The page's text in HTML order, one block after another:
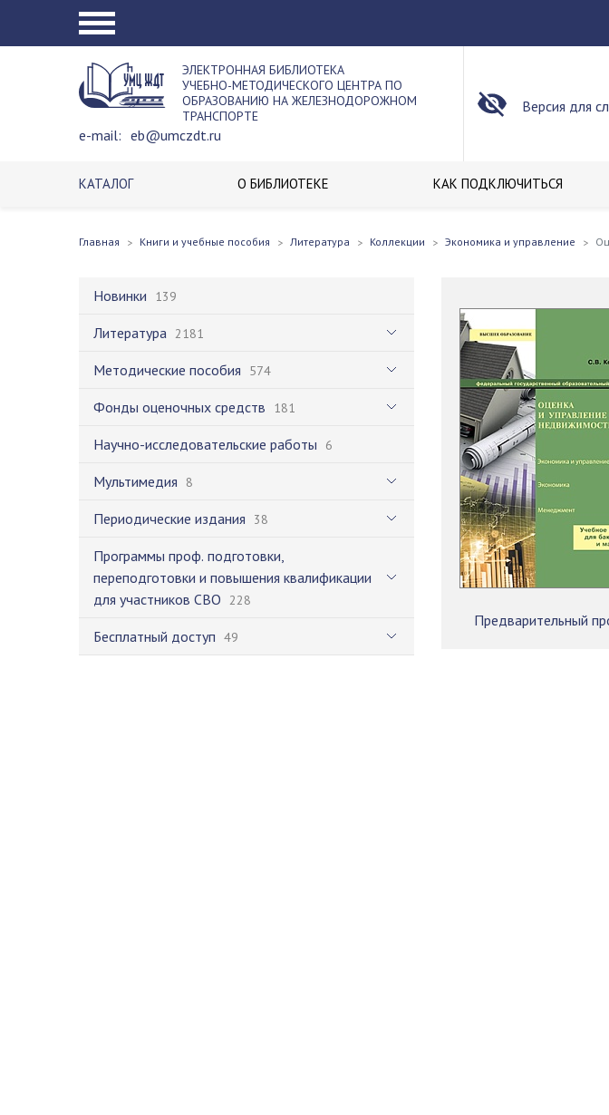
ЭЛЕКТРОННАЯ БИБЛИОТЕКА
УЧЕБНО-МЕТОДИЧЕСКОГО ЦЕНТРА ПО
ОБРАЗОВАНИЮ НА ЖЕЛЕЗНОДОРОЖНОМ
ТРАНСПОРТЕ
e-mail: eb@umczdt.ru
Версия для
КАТАЛОГ О БИБЛИОТЕКЕ КАК ПОДКЛЮЧИТЬСЯ
Главная Книги и учебные пособия Литература Коллекции Экономика и управление
Новинки 139
Литература 2181
Методические пособия 574
Фонды оценочных средств 181
Научно-исследовательские работы 6
Мультимедия 8
Периодические издания 38
Программы проф. подготовки,
переподготовки и повышения квалификации
для участников СВО 228
Бесплатный доступ 49
Предварительный